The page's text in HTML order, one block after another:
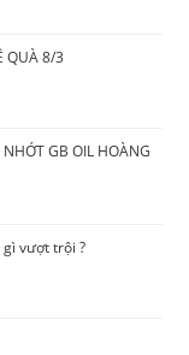
QUÀ 8/3
GB OIL HOÀNG
vượt trội ?